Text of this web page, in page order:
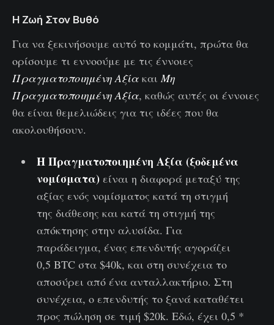
Η Ζωή Στον Βυθό
Για να ξεκινήσουμε αυτό το κομμάτι, πρώτα θα
ορίσουμε τι εννοούμε με τις έννοιες
Πραγματοποιημένη Αξία καιΜη
Πραγματοποιημένη Αξία, καθώς αυτές οι έννοιες
θα είναι θεμελιώδεις για τις ιδέες που θα
ακολουθήσουν.
Η Πραγματοποιημένη Αξία (ξοδεμένα
νομίσματα) είναι η διαφορά μεταξύ της
αξίας ενός νομίσματος κατά τη στιγμή
της διάθεσης και κατά τη στιγμή της
απόκτησης στην αλυσίδα. Για
παράδειγμα, ένας επενδυτής αγοράζει
0,5 BTC στα $40k, και στη συνέχεια το
αποσύρει από ένα ανταλλακτήριο. Στη
συνέχεια, ο επενδυτής το ξανά καταθέτει
προς πώληση σε τιμή $20k. Εδώ, έχει 0,5 *